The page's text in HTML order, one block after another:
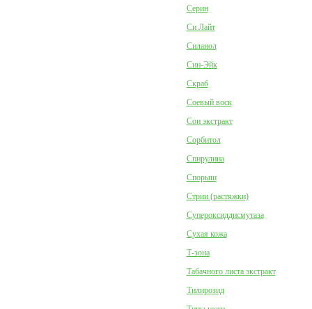
Серин
Си Лайт
Силанол
Син-Эйк
Скраб
Соевый воск
Сои экстракт
Сорбитол
Спирулина
Спорыш
Стрии (растяжки)
Супероксиддисмутаза
Сухая кожа
Т-зона
Табачного листа экстракт
Тилирозид